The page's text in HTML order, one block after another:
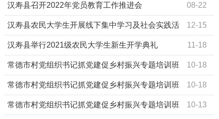
仪式 08-22
汉寿县召开2022年党员教育工作推进会
12-15
汉寿县农民大学生开展线下集中学习及社会实践活
动 11-18
汉寿县举行2021级农民大学生新生开学典礼
10-18
常德市村党组织书记抓党建促乡村振兴专题培训班
在汉寿举办 10-18
常德市村党组织书记抓党建促乡村振兴专题培训班
正式结业 10-13
常德市村党组织书记抓党建促乡村振兴专题培训班